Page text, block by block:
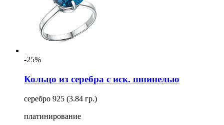
-25%
Кольцо из серебра с иск. шпинелью
серебро 925 (3.84 гр.)
платинирование